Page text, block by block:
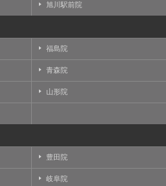
旭川駅前院
福島院
青森院
山形院
豊田院
岐阜院